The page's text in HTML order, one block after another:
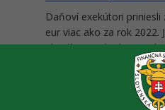
Daňoví exekútori
eur viac ako za rok
aktuálne európske
možností, kontinuálny
daňových exekútorov.